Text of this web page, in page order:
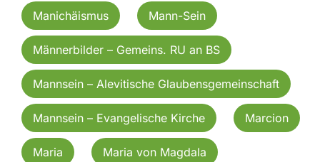
Manichäismus Mann-Sein
Männerbilder – Gemeins. RU an BS
Mannsein – Alevitische Glaubensgemeinschaft
Mannsein – Evangelische Kirche Marcion
Maria Maria von Magdala